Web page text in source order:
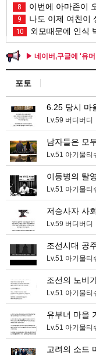
8 이번에 아마존이
9 나도 이제 여친이
10 외모때문에 인식
▶ 네이버,구글에 '유
포토
6.25 당시 마
Lv.59 버디버디
남자들은 모
Lv.51 아기물티
이등병의 탈
Lv.51 아기물티
저승사자 사
Lv.59 버디버디
조선시대 공
Lv.51 아기물티
조선의 노비
Lv.51 아기물티
유부녀 마을
Lv.51 아기물티
고려의 소드